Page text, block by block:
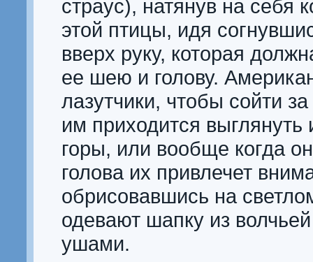
страус), натянув на себя
этой птицы, идя
вверх руку, которая
ее шею и голову.
лазутчики, чтобы сойти
им приходится выглянуть
горы, или вообще когда
голова их привлечет
обрисовавшись на
одевают шапку из
ушами.